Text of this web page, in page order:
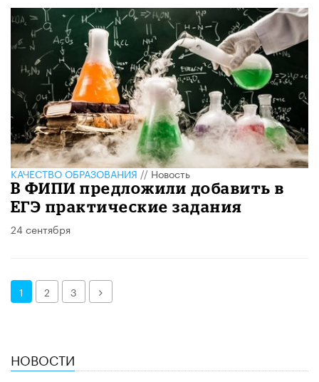
КАЧЕСТВО ОБРАЗОВАНИЯ//Новость
В ФИПИ предложили добавить в
ЕГЭ практические задания
24 сентября
1 2 3 Далее
НОВОСТИ